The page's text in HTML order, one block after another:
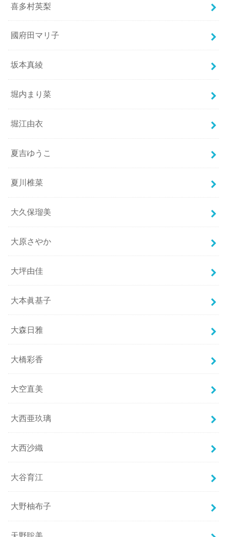
喜多村英梨
國府田マリ子
坂本真綾
堀内まり菜
堀江由衣
夏吉ゆうこ
夏川椎菜
大久保瑠美
大原さやか
大坪由佳
大本眞基子
大森日雅
大橋彩香
大空直美
大西亜玖璃
大西沙織
大谷育江
大野柚布子